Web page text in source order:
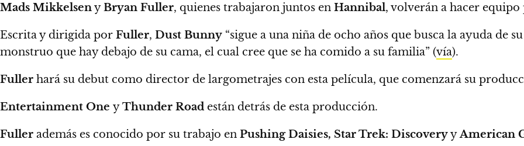
Mads MikkelsenyBryan Fuller, quienes trabajaron juntos en Hannibal, volverán a hacer
Escrita y dirigida por Fuller, Dust Bunny “sigue a una niña de ocho años que busca la ayuda de
monstruo que hay debajo de su cama, el cual cree que se ha comido a su familia” (vía).
Fuller hará su debut como director de largometrajes con esta película, que comenzará su
Entertainment One yThunder Road están detrás de esta producción.
Fuller además es conocido por su trabajo en Pushing Daisies, Star Trek: DiscoveryyAmerican